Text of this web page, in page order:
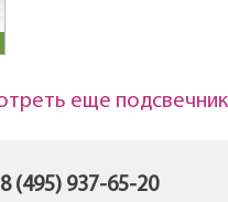
еще
8 (495) 937-65-20